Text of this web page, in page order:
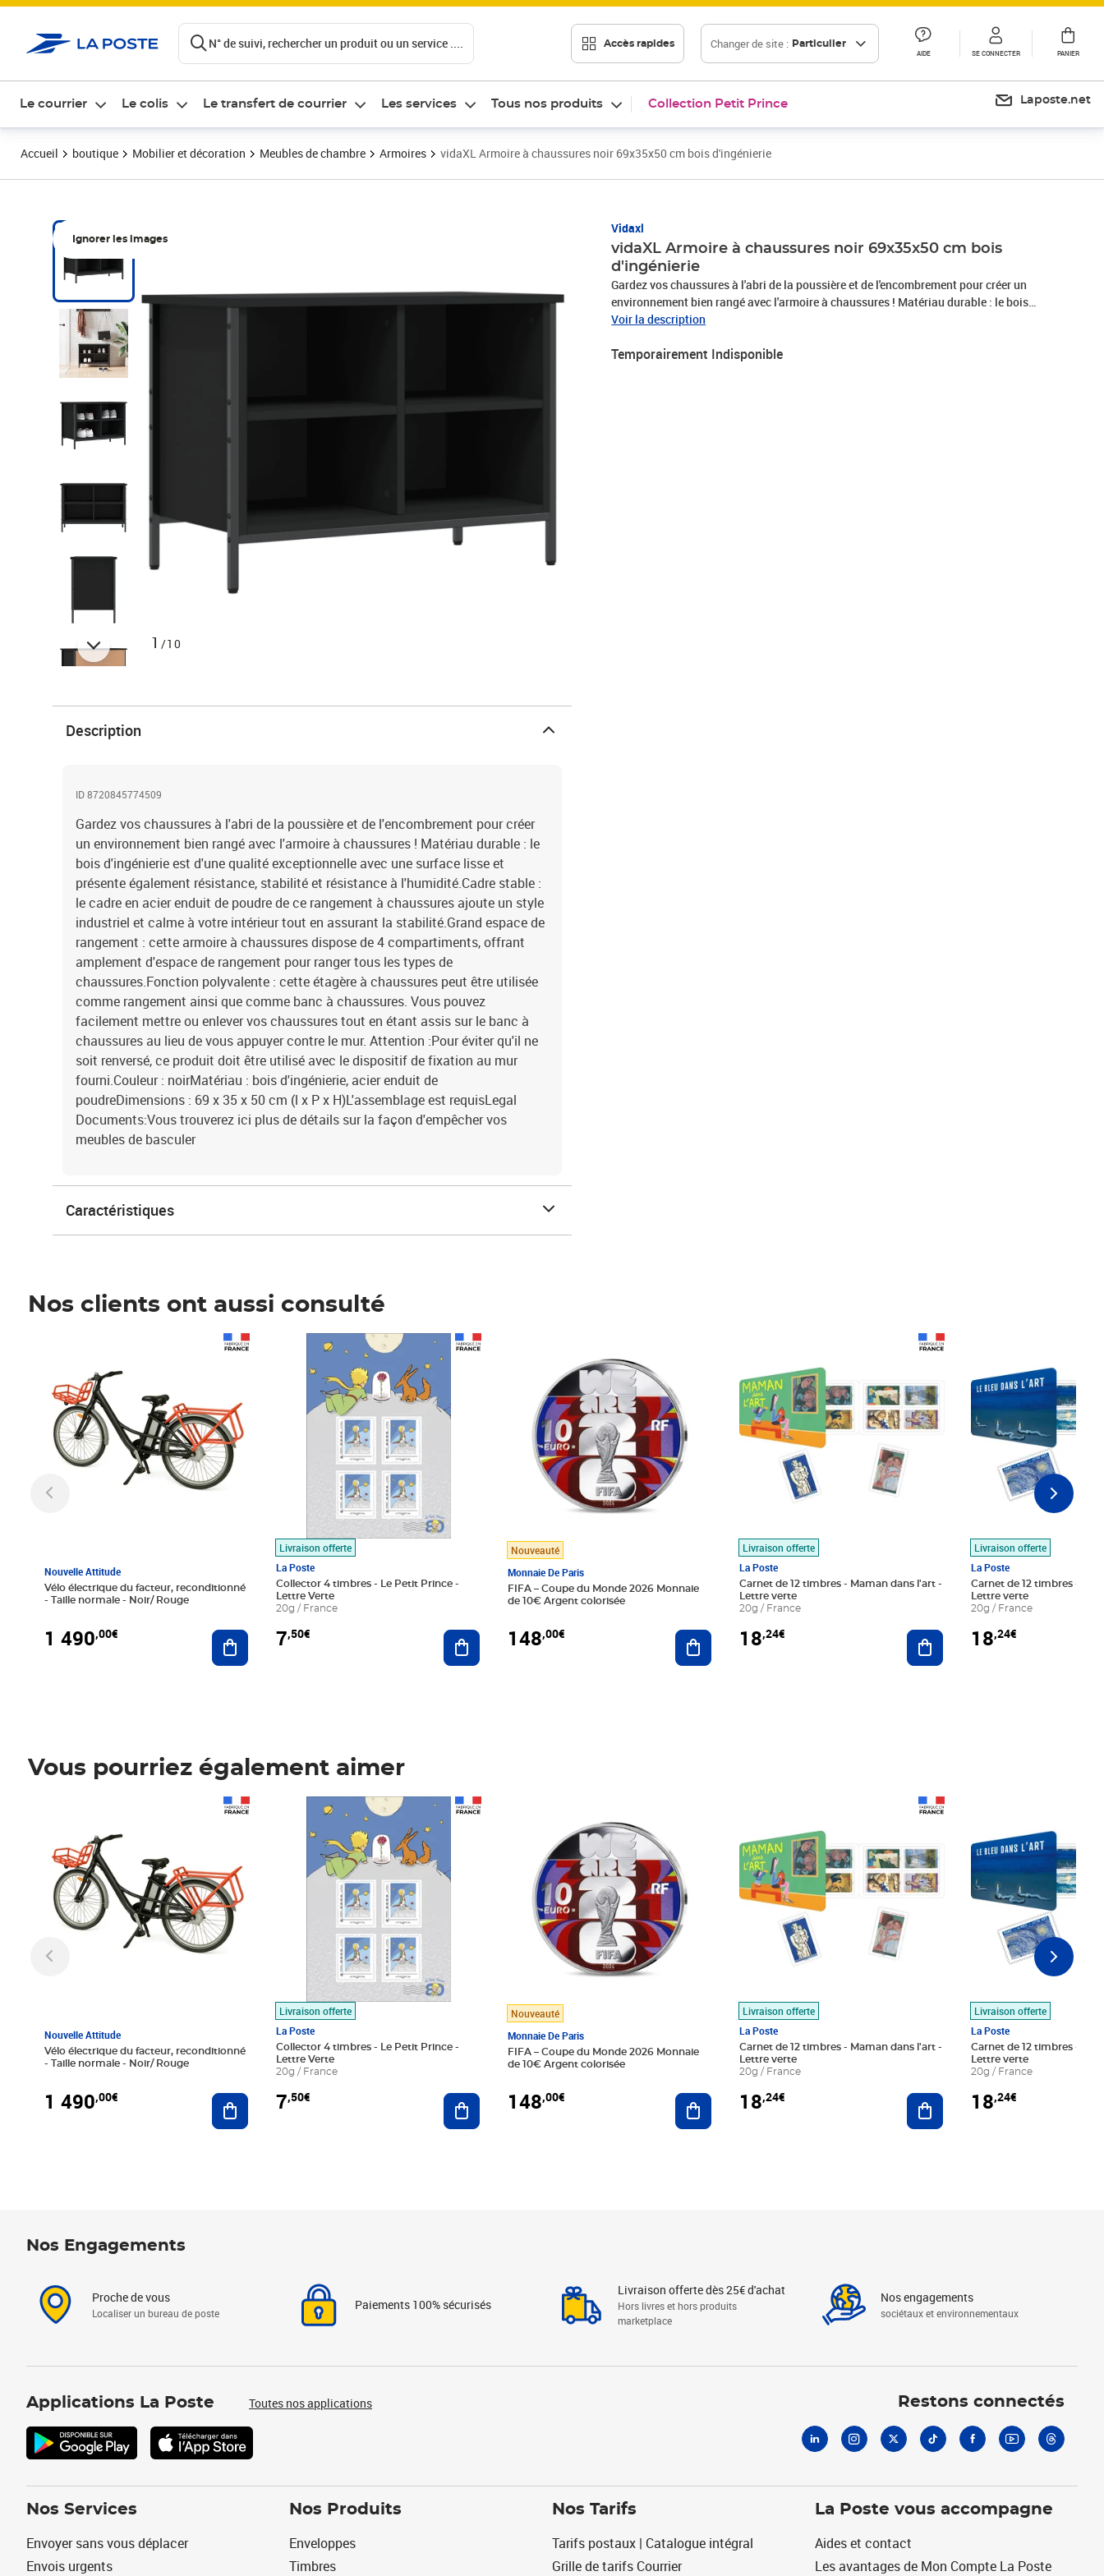
N° de suivi, rechercher un produit ou un service .... Accès rapides Changer de site : Particulier
AIDE SE CONNECTER PANIER
Le courrier Le colis Le transfert de courrier Les services Tous nos produits Collection Petit Prince Laposte.net
Accueil boutique Mobilier et décoration Meubles de chambre Armoires vidaXL Armoire à chaussures noir 69x35x50 cm bois d'ingénierie
Ignorer les images
1 /10
Vidaxl
vidaXL Armoire à chaussures noir 69x35x50 cm bois
d'ingénierie
Gardez vos chaussures à l'abri de la poussière et de l'encombrement pour créer un
environnement bien rangé avec l'armoire à chaussures ! Matériau durable : le bois
d'ingénierie est d'une qualité exceptionnelle avec une surface lisse et présente
acier enduit de poudre de ce rangement à chaussures ajoute un style industriel et
Voir la description
Temporairement Indisponible
Description
ID 8720845774509
Gardez vos chaussures à l'abri de la poussière et de l'encombrement pour créer
un environnement bien rangé avec l'armoire à chaussures ! Matériau durable : le
bois d'ingénierie est d'une qualité exceptionnelle avec une surface lisse et
présente également résistance, stabilité et résistance à l'humidité.Cadre stable :
le cadre en acier enduit de poudre de ce rangement à chaussures ajoute un style
industriel et calme à votre intérieur tout en assurant la stabilité.Grand espace de
rangement : cette armoire à chaussures dispose de 4 compartiments, offrant
amplement d'espace de rangement pour ranger tous les types de
chaussures.Fonction polyvalente : cette étagère à chaussures peut être utilisée
comme rangement ainsi que comme banc à chaussures. Vous pouvez
facilement mettre ou enlever vos chaussures tout en étant assis sur le banc à
chaussures au lieu de vous appuyer contre le mur. Attention :Pour éviter qu'il ne
soit renversé, ce produit doit être utilisé avec le dispositif de fixation au mur
fourni.Couleur : noirMatériau : bois d'ingénierie, acier enduit de
poudreDimensions : 69 x 35 x 50 cm (l x P x H)L'assemblage est requisLegal
Documents:Vous trouverez ici plus de détails sur la façon d'empêcher vos
meubles de basculer
Caractéristiques
Nos clients ont aussi consulté
Nouvelle Attitude
Vélo électrique du facteur, reconditionné
- Taille normale - Noir/ Rouge
1 490,00€ Ajouter au panier
Livraison offerte
La Poste
Collector 4 timbres - Le Petit Prince -
Lettre Verte
20g / France
7,50€
Prix 7,50€
Ajouter au panier
Nouveauté
Monnaie De Paris
FIFA – Coupe du Monde 2026 Monnaie
de 10€ Argent colorisée
148,00€ Ajouter au panier
Livraison offerte
La Poste
Carnet de 12 timbres - Maman dans l'art -
Lettre verte
20g / France
18,24€ Ajouter au panier
Livraison offerte
La Poste
Carnet de 12 timbres - Le
Lettre verte
20g / France
18,24€
Vous pourriez également aimer
Nouvelle Attitude
Vélo électrique du facteur, reconditionné
- Taille normale - Noir/ Rouge
1 490,00€ Ajouter au panier
Livraison offerte
La Poste
Collector 4 timbres - Le Petit Prince -
Lettre Verte
20g / France
7,50€
Prix 7,50€
Ajouter au panier
Nouveauté
Monnaie De Paris
FIFA – Coupe du Monde 2026 Monnaie
de 10€ Argent colorisée
148,00€ Ajouter au panier
Livraison offerte
La Poste
Carnet de 12 timbres - Maman dans l'art -
Lettre verte
20g / France
18,24€ Ajouter au panier
Livraison offerte
La Poste
Carnet de 12 timbres - Le
Lettre verte
20g / France
18,24€
Nos Engagements
Proche de vous
Localiser un bureau de poste
Paiements 100% sécurisés
Livraison offerte dès 25€ d'achat
Hors livres et hors produits
marketplace
Nos engagements
sociétaux et environnementaux
Applications La Poste Toutes nos applications Restons connectés
Nos Services
Envoyer sans vous déplacer
Envois urgents
Nos Produits
Enveloppes
Timbres
Nos Tarifs
Tarifs postaux | Catalogue intégral
Grille de tarifs Courrier
La Poste vous accompagne
Aides et contact
Les avantages de Mon Compte La Poste